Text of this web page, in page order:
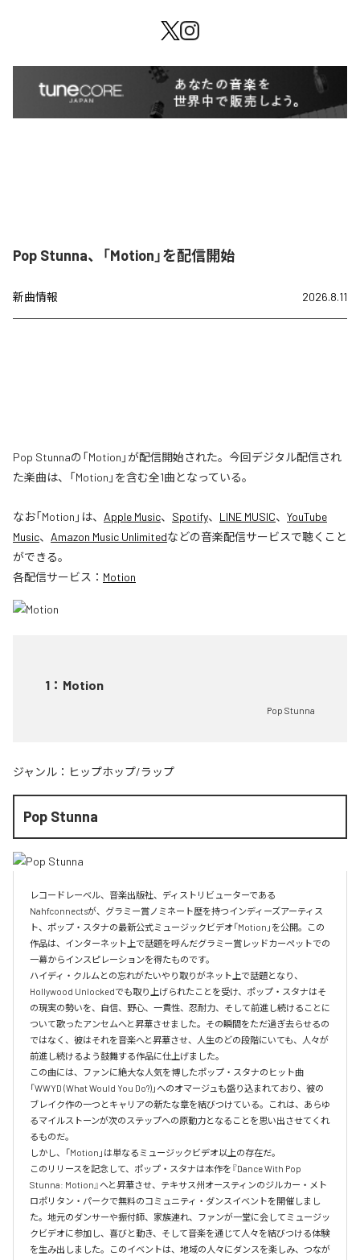
Pop Stunna、「Motion」を配信開始
新曲情報 2026.8.11
Pop Stunnaの「Motion」が配信開始された。今回デジタル配信され
た楽曲は、「Motion」を含む全1曲となっている。
なお「Motion 」は、 Apple Music、 Spotify、 LINE MUSIC、 YouTube
Music、 Amazon Music Unlimitedなどの音楽配信サービスで聴くこと
ができる。
各配信サービス： Motion
1 ： Motion
Pop Stunna
ジャンル： ヒップホップ/ラップ
Pop Stunna
レコードレーベル、音楽出版社、ディストリビューターである
Nahfconnectsが、グラミー賞ノミネート歴を持つインディーズアーティス
ト、ポップ・スタナの最新公式ミュージックビデオ「Motion」を公開。この
作品は、インターネット上で話題を呼んだグラミー賞レッドカーペットでの
一幕からインスピレーションを得たものです。
ハイディ・クルムとの忘れがたいやり取りがネット上で話題となり、
Hollywood Unlockedでも取り上げられたことを受け、ポップ・スタナはそ
の現実の勢いを、自信、野心、一貫性、忍耐力、そして前進し続けることに
ついて歌ったアンセムへと昇華させました。その瞬間をただ過ぎ去らせるの
ではなく、彼はそれを音楽へと昇華させ、人生のどの段階にいても、人々が
前進し続けるよう鼓舞する作品に仕上げました。
この曲には、ファンに絶大な人気を博したポップ・スタナのヒット曲
「WWYD (What Would You Do?)」へのオマージュも盛り込まれており、彼の
ブレイク作の一つとキャリアの新たな章を結びつけている。これは、あらゆ
るマイルストーンが次のステップへの原動力となることを思い出させてくれ
るものだ。
しかし、「Motion」は単なるミュージックビデオ以上の存在だ。
このリリースを記念して、ポップ・スタナは本作を『Dance With Pop
Stunna: Motion』へと昇華させ、テキサス州オースティンのジルカー・メト
ロポリタン・パークで無料のコミュニティ・ダンスイベントを開催しまし
た。地元のダンサーや振付師、家族連れ、ファンが一堂に会してミュージッ
クビデオに参加し、喜びと動き、そして音楽を通じて人々を結びつける体験
を生み出しました。このイベントは、地域の人々にダンスを楽しみ、つなが